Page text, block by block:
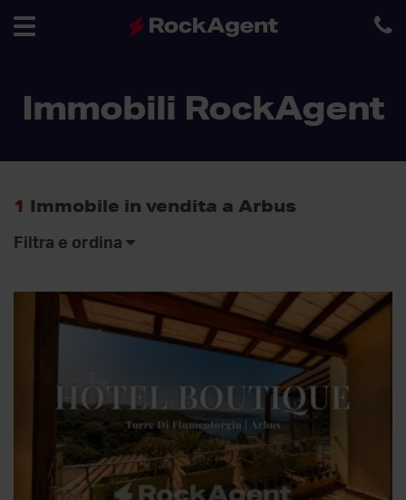
navigation
Immobili RockAgent
1 Immobile in vendita a Arbus
Filtra e ordina